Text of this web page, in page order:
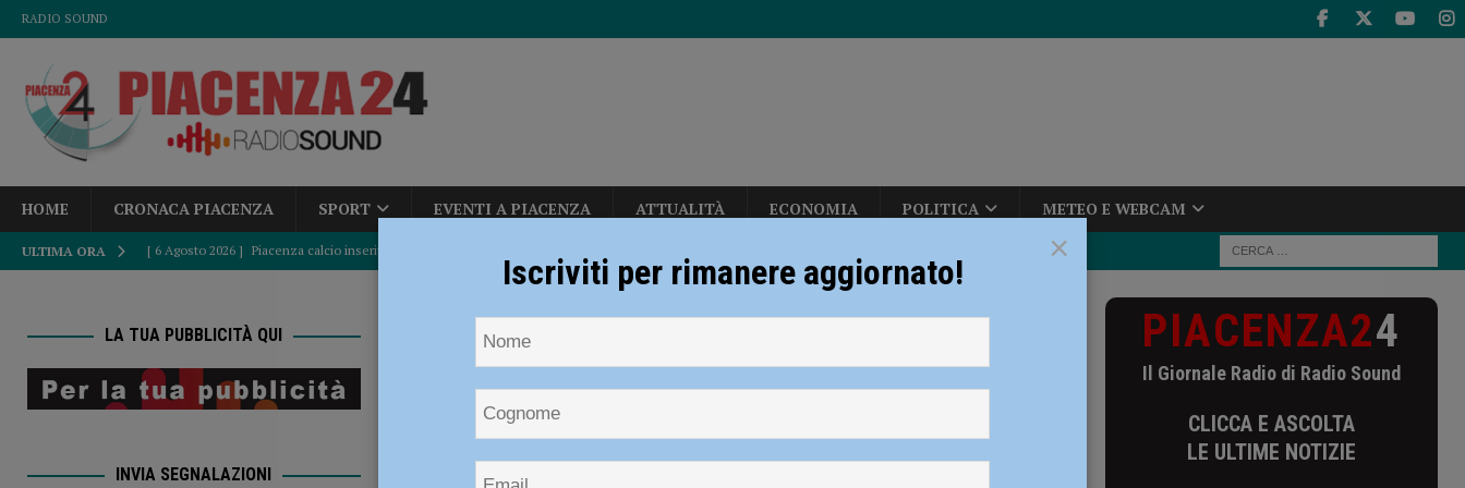
RADIO SOUND
HOME CRONACA PIACENZA SPORT EVENTI A PIACENZA ATTUALITÀ ECONOMIA POLITICA METEO E WEBCAM
ULTIMA ORA [ 6 Agosto 2026 ] Piacenza calcio inserito nel Girone B: derby con Fiorenzuola e Nibbiano
Fine del caldo africano, Paolo Corazzon: “Calo deciso delle temperature solo dopo ferragosto” – AUDIO
ATTUALITÀ
CRONACA PIACENZA
Crisi idrica, Murelli (Lega): “Le regole sul deflusso ecologico non possono mettere in ginocchio gli agricoltori”
POLITICA
NOTIZIE POLITICA
Arresto di Giuseppe Caruso, il 1 luglio il dibattito in
Consiglio Comunale
Arresto di Giuseppe Caruso, il 1 luglio il dibattito
in Consiglio Comunale
LA TUA PUBBLICITÀ QUI
INVIA SEGNALAZIONI
PIACENZA24
Il Giornale Radio di Radio Sound
CLICCA E ASCOLTA
LE ULTIME NOTIZIE
×
Iscriviti per rimanere aggiornato!